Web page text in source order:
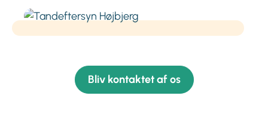
Bliv kontaktet af os